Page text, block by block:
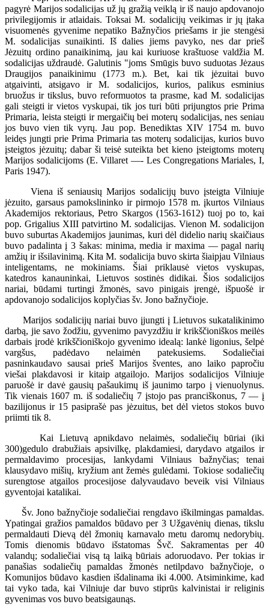
pagyrė Marijos sodalicijas už jų gražią veiklą ir iš naujo apdovanojo
privilegijomis ir atlaidais. Toksai M. sodalicijų veikimas ir jų įtaka
visuomenės gyvenime nepatiko Bažnyčios priešams ir jie stengėsi
M. sodalicijas sunaikinti. Iš dalies jiems pavyko, nes dar prieš
Jėzuitų ordino panaikinimą, jau kai kuriuose kraštuose valdžia M.
sodalicijas uždraudė. Galutinis "joms Smūgis buvo suduotas Jėzaus
Draugijos panaikinimu (1773 m.). Bet, kai tik jėzuitai buvo
atgaivinti, atsigavo ir M. sodalicijos, kurios, palikus esminius
bruožus ir tikslus, buvo reformuotos ta prasme, kad M. sodalicijas
gali steigti ir vietos vyskupai, tik jos turi būti prijungtos prie Prima
Primaria, leista steigti ir mergaičių bei moterų sodalicijas, nes seniau
jos buvo vien tik vyrų. Jau pop. Benediktas XIV 1754 m. buvo
leidęs jungti prie Prima Primaria tas moterų sodalicijas, kurios buvo
įsteigtos jėzuitų; dabar ši teisė suteikta bet kieno įsteigtoms moterų
Marijos sodalicijoms (E. Villaret —- Les Congregations Mariales, I,
Paris 1947).
Viena iš seniausių Marijos sodalicijų buvo įsteigta Vilniuje
jėzuito, garsaus pamokslininko ir pirmojo 1578 m. įkurtos Vilniaus
Akademijos rektoriaus, Petro Skargos (1563-1612) tuoj po to, kai
pop. Grigalius XIII patvirtino M. sodalicijas. Vienon M. sodalicijon
buvo suburtas Akademijos jaunimas, kuri dėl didelio narių skaičiaus
buvo padalinta į 3 šakas: minima, media ir maxima — pagal narių
amžių ir išsilavinimą. Kita M. sodalicija buvo skirta šiaipjau Vilniaus
inteligentams, ne mokiniams. Šiai priklausė vietos vyskupas,
katedros kanauninkai, Lietuvos sostinės didikai. Šios sodalicijos
nariai, būdami turtingi žmonės, savo pinigais įrengė, išpuošė ir
apdovanojo sodalicijos koplyčias šv. Jono bažnyčioje.
Marijos sodalicijų nariai buvo įjungti į Lietuvos sukatalikinimo
darbą, jie savo žodžiu, gyvenimo pavyzdžiu ir krikščioniškos meilės
darbais įrodė krikščioniškojo gyvenimo idealą: lankė ligonius, šelpė
vargšus, padėdavo nelaimėn patekusiems. Sodaliečiai
pasninkaudavo sausai prieš Marijos šventes, ano laiko papročiu
viešai plakdavosi ir kitaip atgailojo. Marijos sodalicijos Vilniuje
paruošė ir davė gausių pašaukimų iš jaunimo tarpo į vienuolynus.
Tik vienais 1607 m. iš sodaliečių 7 įstojo pas pranciškonus, 7 — į
bazilijonus ir 15 pasiprašė pas jėzuitus, bet dėl vietos stokos buvo
priimti tik 8.
Kai Lietuvą apnikdavo nelaimės, sodaliečių būriai (iki
300)gedulo drabužiais apsivilkę, plakdamiesi, darydavo atgailos ir
permaldavimo procesijas, lankydami Vilniaus bažnyčias; tenai
klausydavo mišių, kryžium ant žemės gulėdami. Tokiose sodaliečių
surengtose atgailos procesijose dalyvaudavo beveik visi Vilniaus
gyventojai katalikai.
Šv. Jono bažnyčioje sodaliečiai rengdavo iškilmingas pamaldas.
Ypatingai gražios pamaldos būdavo per 3 Užgavėnių dienas, tikslu
permaldauti Dievą dėl žmonių karnavalo metu daromų nedorybių.
Tomis dienomis būdavo išstatomas Švč. Sakramentas per 40
valandų; sodaliečiai visą tą laiką būriais adoruodavo. Per tokias ir
panašias sodaliečių pamaldas žmonės netilpdavo bažnyčioje, o
Komunijos būdavo kasdien išdalinama iki 4.000. Atsiminkime, kad
tai vyko tada, kai Vilniuje dar buvo stiprūs kalvinistai ir religinis
gyvenimas vos buvo beatsigaunąs.